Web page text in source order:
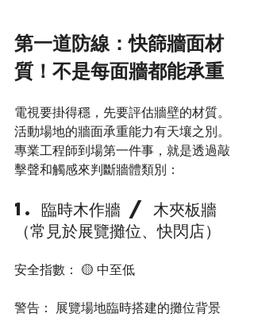
第一道防線：快篩牆面材
質！不是每面牆都能承重
電視要掛得穩，先要評估牆壁的材質。
活動場地的牆面承重能力有天壤之別。
專業工程師到場第一件事，就是透過敲
擊聲和觸感來判斷牆體類別：
1. 臨時木作牆 / 木夾板牆
（常見於展覽攤位、快閃店）
安全指數： 🟡 中至低
警告： 展覽場地臨時搭建的攤位背景